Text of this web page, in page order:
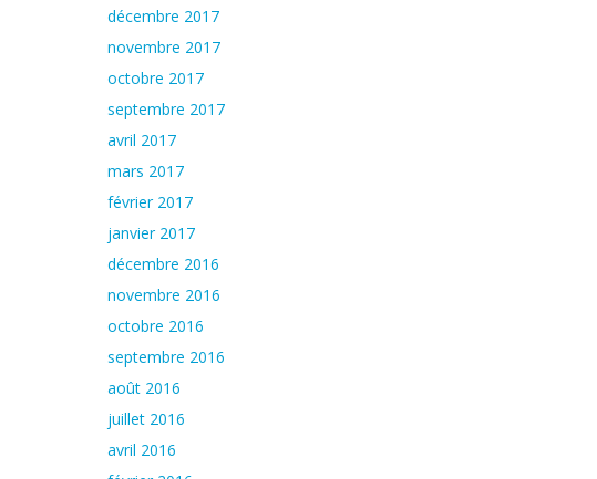
décembre 2017
novembre 2017
octobre 2017
septembre 2017
avril 2017
mars 2017
février 2017
janvier 2017
décembre 2016
novembre 2016
octobre 2016
septembre 2016
août 2016
juillet 2016
avril 2016